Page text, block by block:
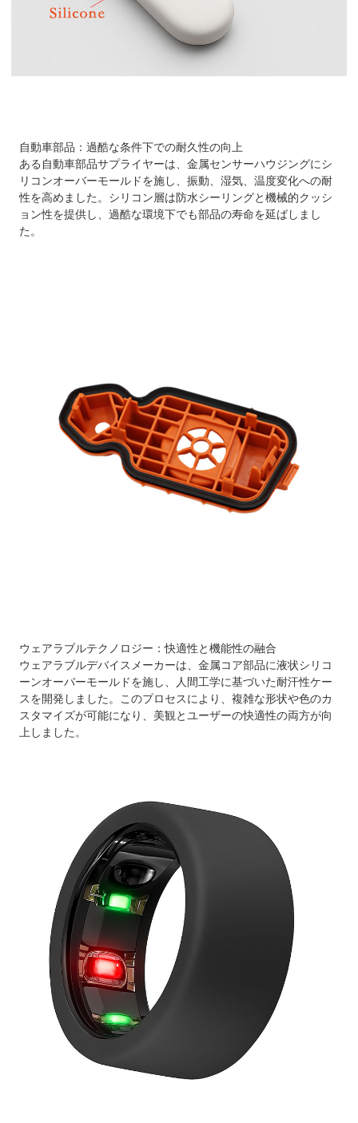
自動車部品 ：過酷な条件下での耐久性の向上
ある自動車部品サプライヤーは、金属センサーハウジングにシ
リコンオーバーモールドを施し、振動、湿気、温度変化への耐
性を高めました。シリコン層は防水シーリングと機械的クッシ
ョン性を提供し、過酷な環境下でも部品の寿命を延ばしまし
た。
ウェアラブルテクノロジー ：快適性と機能性の融合
ウェアラブルデバイスメーカーは、金属コア部品に液状シリコ
ーンオーバーモールドを施し、人間工学に基づいた耐汗性ケー
スを開発しました。このプロセスにより、複雑な形状や色のカ
スタマイズが可能になり、美観とユーザーの快適性の両方が向
上しました。